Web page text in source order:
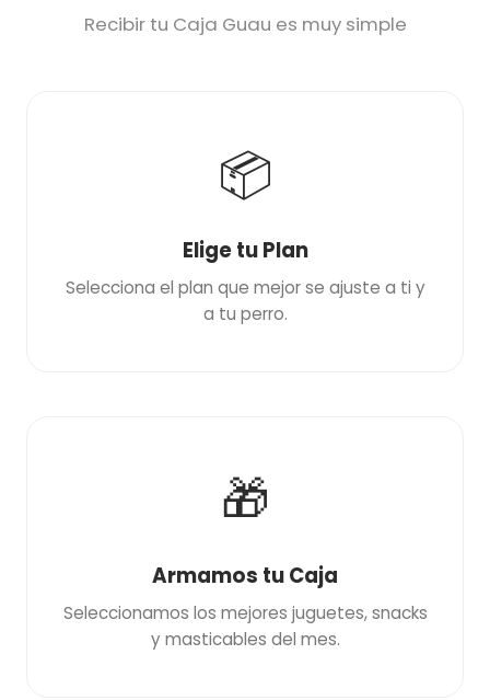
Recibir tu Caja Guau es muy simple
📦
Elige tu Plan
Selecciona el plan que mejor se ajuste a ti y
a tu perro.
🎁
Armamos tu Caja
Seleccionamos los mejores juguetes, snacks
y masticables del mes.